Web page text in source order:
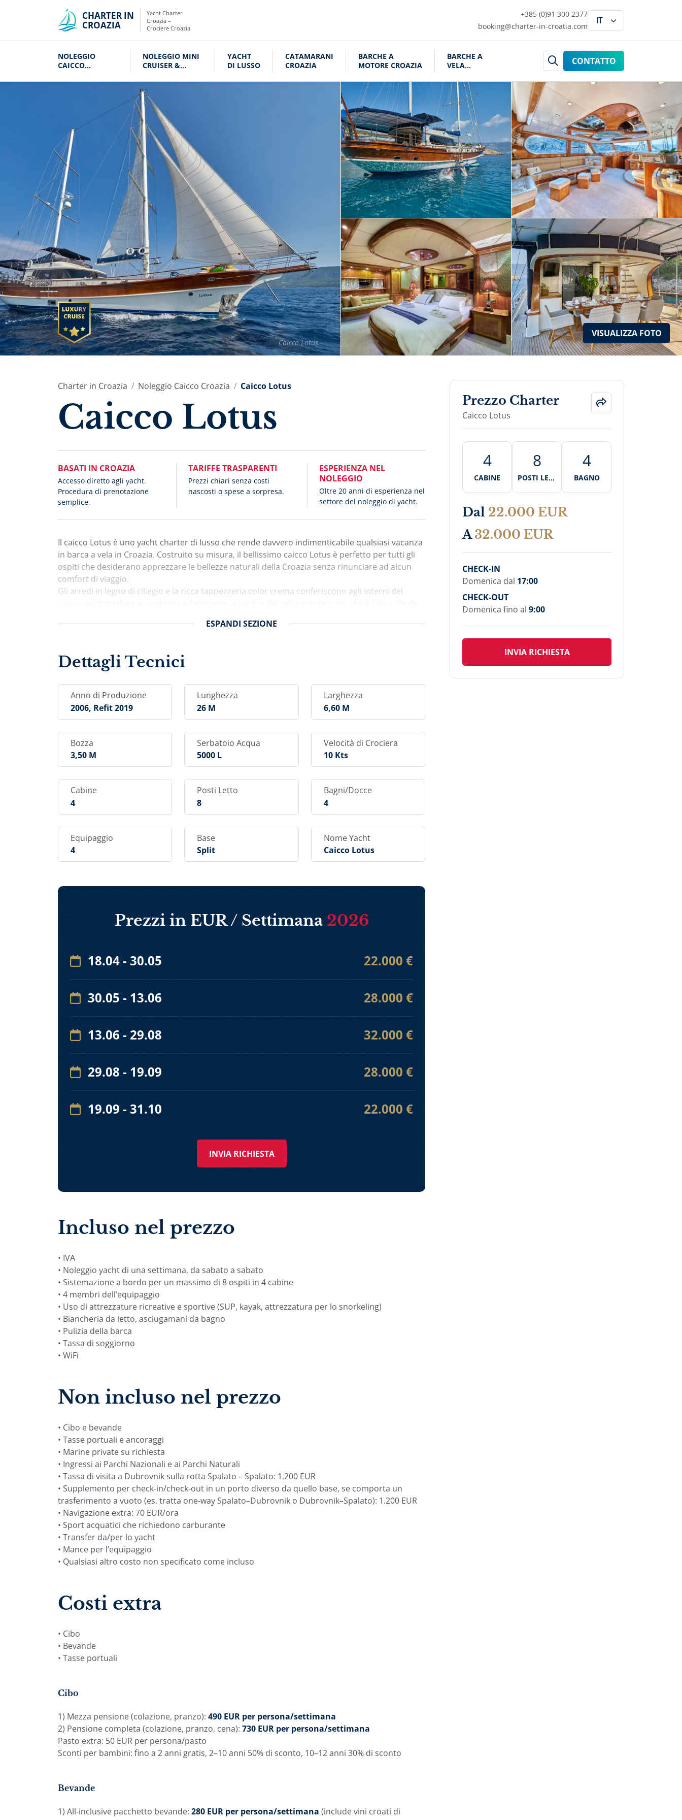
CHARTER IN
CROAZIA
Yacht Charter
Croazia –
Crociere Croazia
+385 (0)91 300 2377
booking@charter-in-croatia.com
NOLEGGIO
CAICCO
NOLEGGIO MINI
CRUISER &
YACHT
DI LUSSO
CATAMARANI
CROAZIA
BARCHE A
MOTORE CROAZIA
BARCHE A
VELA
CONTATTO
Caicco Lotus
VISUALIZZA FOTO
Charter in Croazia Noleggio Caicco Croazia Caicco Lotus
Caicco Lotus
BASATI IN CROAZIA
Accesso diretto agli yacht.
Procedura di prenotazione
semplice.
TARIFFE TRASPARENTI
Prezzi chiari senza costi
nascosti o spese a sorpresa.
ESPERIENZA NEL
NOLEGGIO
Oltre 20 anni di esperienza nel
settore del noleggio di yacht.
Il caicco Lotus è uno yacht charter di lusso che rende davvero indimenticabile qualsiasi vacanza
in barca a vela in Croazia. Costruito su misura, il bellissimo caicco Lotus è perfetto per tutti gli
ospiti che desiderano apprezzare le bellezze naturali della Croazia senza rinunciare ad alcun
comfort di viaggio.
Gli arredi in legno di ciliegio e la ricca tappezzeria color crema conferiscono agli interni del
turca con letto centrale, tavolo da lavoro o da toilette, cabina armadio, TV e minibar.
una cabina doppia con letti gemelli e una cabina VIP con ampio spazio guardaroba, TV e
minibar.
materassini a poppa e un meraviglioso tavolo da pranzo all’aperto, ombreggiato da un
tendalino. Il ponte di prua è riservato agli amanti del sole e agli aperitivi romantici al tramonto,
mentre l’ampia lista di attrezzature per il tempo libero è ideale per gli appassionati di sport.
meno battute, ogni istante della vostra crociera a bordo di Lotus è dedicato al divertimento su
uno dei caicchi più eleganti del panorama charter croato.
ESPANDI SEZIONE
Dettagli Tecnici
Anno di Produzione
2006, Refit 2019
Lunghezza
26 M
Larghezza
6,60 M
Bozza
3,50 M
Serbatoio Acqua
5000 L
Velocità di Crociera
10 Kts
Cabine
4
Posti Letto
8
Bagni/Docce
4
Equipaggio
4
Base
Split
Nome Yacht
Caicco Lotus
Prezzi in EUR / Settimana 2026
18.04 - 30.05 22.000 €
30.05 - 13.06 28.000 €
13.06 - 29.08 32.000 €
29.08 - 19.09 28.000 €
19.09 - 31.10 22.000 €
INVIA RICHIESTA
Incluso nel prezzo
• IVA
• Noleggio yacht di una settimana, da sabato a sabato
• Sistemazione a bordo per un massimo di 8 ospiti in 4 cabine
• 4 membri dell’equipaggio
• Uso di attrezzature ricreative e sportive (SUP, kayak, attrezzatura per lo snorkeling)
• Biancheria da letto, asciugamani da bagno
• Pulizia della barca
• Tassa di soggiorno
• WiFi
Non incluso nel prezzo
• Cibo e bevande
• Tasse portuali e ancoraggi
• Marine private su richiesta
• Ingressi ai Parchi Nazionali e ai Parchi Naturali
• Tassa di visita a Dubrovnik sulla rotta Spalato – Spalato: 1.200 EUR
• Supplemento per check-in/check-out in un porto diverso da quello base, se comporta un
trasferimento a vuoto (es. tratta one-way Spalato–Dubrovnik o Dubrovnik–Spalato): 1.200 EUR
• Navigazione extra: 70 EUR/ora
• Sport acquatici che richiedono carburante
• Transfer da/per lo yacht
• Mance per l’equipaggio
• Qualsiasi altro costo non specificato come incluso
Costi extra
• Cibo
• Bevande
• Tasse portuali
Cibo
1) Mezza pensione (colazione, pranzo): 490 EUR per persona/settimana
2) Pensione completa (colazione, pranzo, cena): 730 EUR per persona/settimana
Pasto extra: 50 EUR per persona/pasto
Sconti per bambini: fino a 2 anni gratis, 2–10 anni 50% di sconto, 10–12 anni 30% di sconto
Bevande
1) All-inclusive pacchetto bevande: 280 EUR per persona/settimana (include vini croati di
Prezzo Charter
Caicco Lotus
4
CABINE
8
POSTI LETT
4
BAGNO
Dal 22.000 EUR
A 32.000 EUR
CHECK-IN
Domenica dal 17:00
CHECK-OUT
Domenica fino al 9:00
INVIA RICHIESTA